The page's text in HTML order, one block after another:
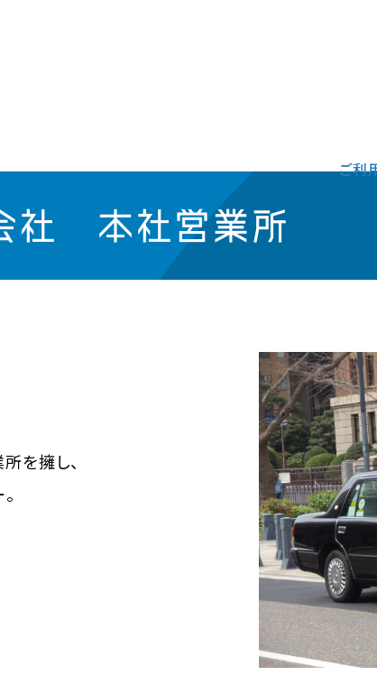
ご利
社 本社営業所
を擁し、